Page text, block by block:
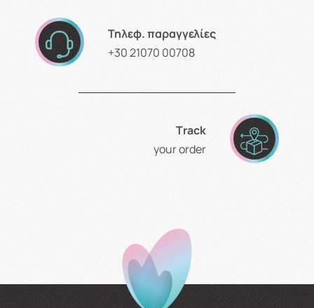
Τηλεφ. παραγγελίες
+30 21070 00708
Τrack
your order